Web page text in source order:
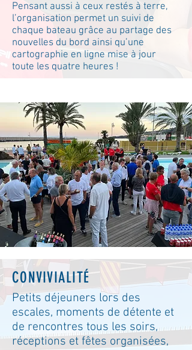
Pensant aussi à ceux restés à terre,
l’organisation permet un suivi de
chaque bateau grâce au partage des
nouvelles du bord ainsi qu’une
cartographie en ligne mise à jour
toute les quatre heures !
CONVIVIALITÉ
Petits déjeuners lors des
escales, moments de détente et
de rencontres tous les soirs,
réceptions et fêtes organisées,